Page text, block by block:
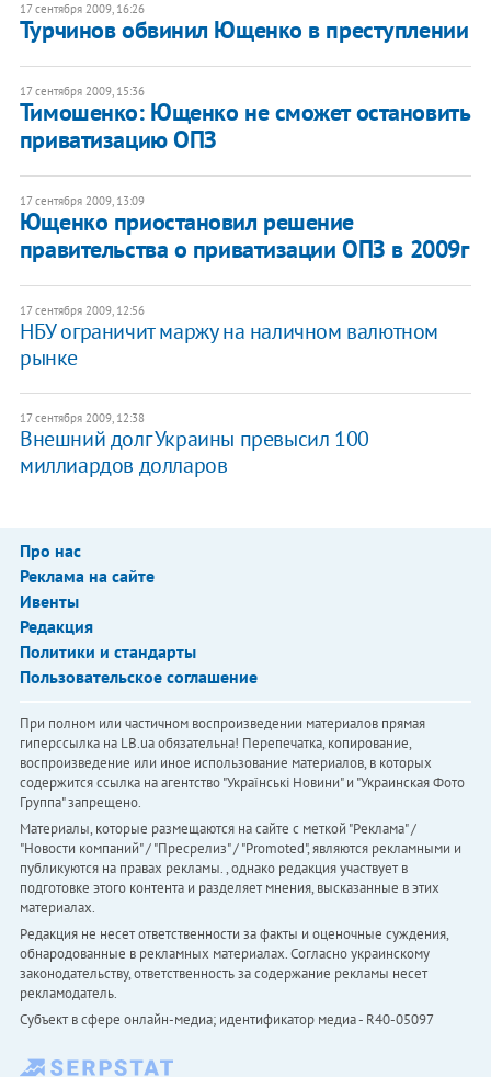
17 сентября 2009, 16:26
Турчинов обвинил Ющенко в преступлении
17 сентября 2009, 15:36
Тимошенко: Ющенко не сможет остановить
приватизацию ОПЗ
17 сентября 2009, 13:09
Ющенко приостановил решение
правительства о приватизации ОПЗ в 2009г
17 сентября 2009, 12:56
НБУ ограничит маржу на наличном валютном
рынке
17 сентября 2009, 12:38
Внешний долг Украины превысил 100
миллиардов долларов
Про нас
Реклама на сайте
Ивенты
Редакция
Политики и стандарты
Пользовательское соглашение
При полном или частичном воспроизведении материалов прямая
гиперссылка на LB.ua обязательна! Перепечатка, копирование,
воспроизведение или иное использование материалов, в которых
содержится ссылка на агентство "Українськi Новини" и "Украинская Фото
Группа" запрещено.
Материалы, которые размещаются на сайте с меткой "Реклама" /
"Новости компаний" / "Пресрелиз" / "Promoted", являются рекламными и
публикуются на правах рекламы. , однако редакция участвует в
подготовке этого контента и разделяет мнения, высказанные в этих
материалах.
Редакция не несет ответственности за факты и оценочные суждения,
обнародованные в рекламных материалах. Согласно украинскому
законодательству, ответственность за содержание рекламы несет
рекламодатель.
Субъект в сфере онлайн-медиа; идентификатор медиа - R40-05097